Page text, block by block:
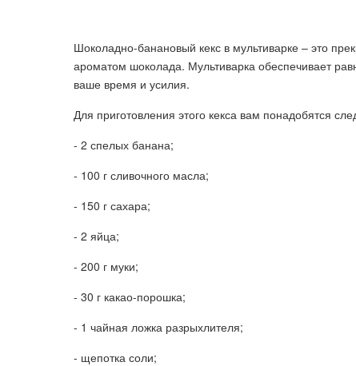
Шоколадно-банановый кекс в мультиварке – это
ароматом шоколада. Мультиварка обеспечивает
ваше время и усилия.
Для приготовления этого кекса вам понадобятся
- 2 спелых банана;
- 100 г сливочного масла;
- 150 г сахара;
- 2 яйца;
- 200 г муки;
- 30 г какао-порошка;
- 1 чайная ложка разрыхлителя;
- щепотка соли;